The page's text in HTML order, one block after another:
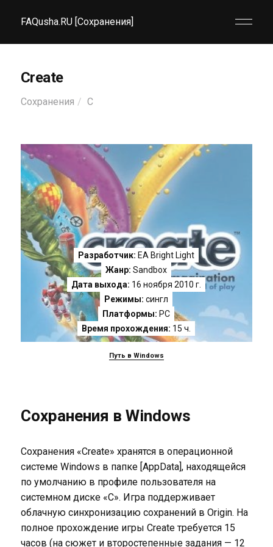
FAQusha.RU [Сохранения]
Create
Сохранения C
Разработчик: EA Bright Light
Жанр: Sandbox
Дата выхода: 16 ноября 2010 г.
Режимы: сингл
Платформы: PC
Время прохождения: 15 ч.
Путь в Windows
Сохранения в Windows
Сохранения «Create» хранятся в операционной
системе Windows в папке [AppData], находящейся
по умолчанию в профиле пользователя на
системном диске «C». Игра поддерживает
облачную синхронизацию сохранений в Origin. На
полное прохождение игры Create требуется 15
часов (на сюжет и второстепенные задания — 12